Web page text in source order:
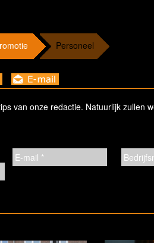
Personeel
van onze redactie. Natuurlijk zullen